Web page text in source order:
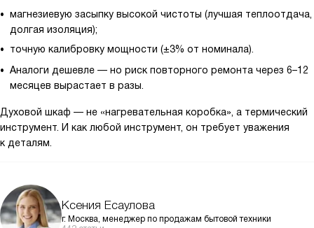
магнезиевую засыпку высокой чистоты (лучшая теплоотдача,
долгая изоляция);
точную калибровку мощности (±3% от номинала).
Аналоги дешевле — но риск повторного ремонта через 6–12
месяцев вырастает в разы.
Духовой шкаф — не «нагревательная коробка», а термический
инструмент. И как любой инструмент, он требует уважения
к деталям.
Ксения Есаулова
г. Москва, менеджер по продажам бытовой техники